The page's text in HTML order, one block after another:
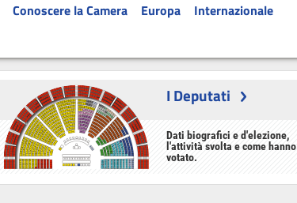
Conoscere la Camera Europa
Internazionale
I Deputati
Dati biografici e d'elezione,
l'attività svolta e come hanno
votato.